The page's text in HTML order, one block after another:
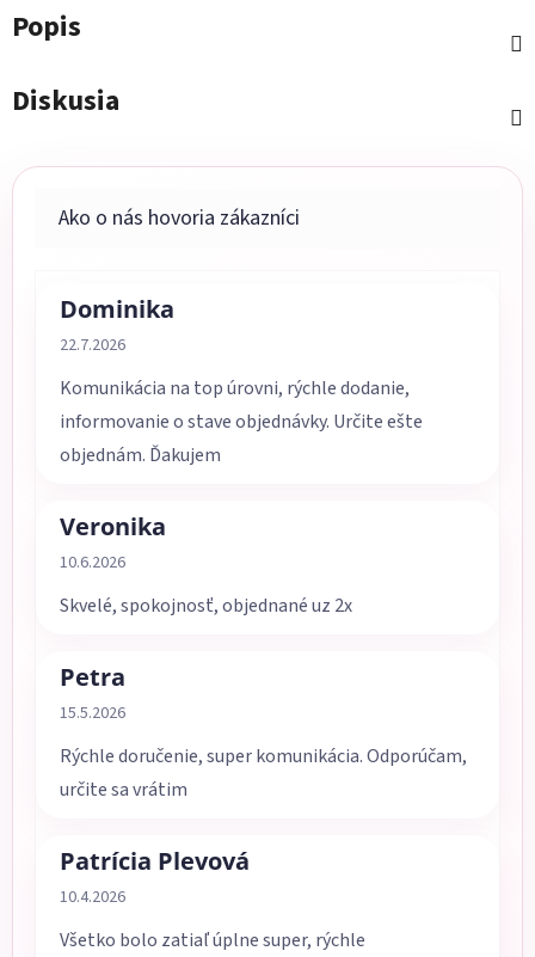
Popis
Diskusia
Dominika
Hodnotenie obchodu je 5 z 5 hviezdičiek.
22.7.2026
Komunikácia na top úrovni, rýchle dodanie,
informovanie o stave objednávky. Určite ešte
objednám. Ďakujem
Veronika
Hodnotenie obchodu je 5 z 5 hviezdičiek.
10.6.2026
Skvelé, spokojnosť, objednané uz 2x
Petra
Hodnotenie obchodu je 5 z 5 hviezdičiek.
15.5.2026
Rýchle doručenie, super komunikácia. Odporúčam,
určite sa vrátim
Patrícia Plevová
Hodnotenie obchodu je 5 z 5 hviezdičiek.
10.4.2026
Všetko bolo zatiaľ úplne super, rýchle